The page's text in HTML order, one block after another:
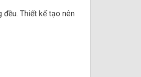
đều. Thiết kế tạo nên